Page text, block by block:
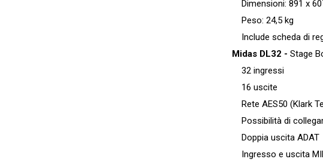
Dimensioni: 891 x
Peso: 24,5 kg
Include scheda di
Midas DL32 - Stage
32 ingressi
16 uscite
Rete AES50 (Klark
Possibilità di
Doppia uscita ADAT
Ingresso e uscita